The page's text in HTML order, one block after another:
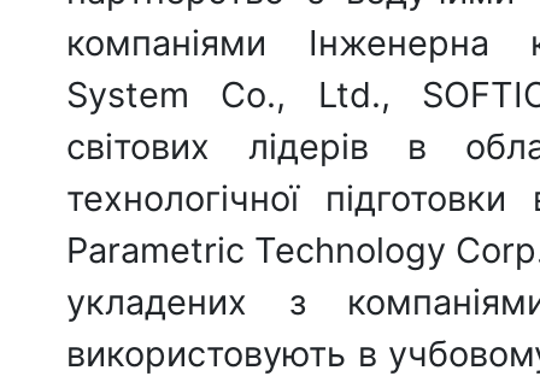
компаніями Інженерна
System Co., Ltd.,
світових лідерів в
технологічної
Parametric Technology
укладених з
використовують в